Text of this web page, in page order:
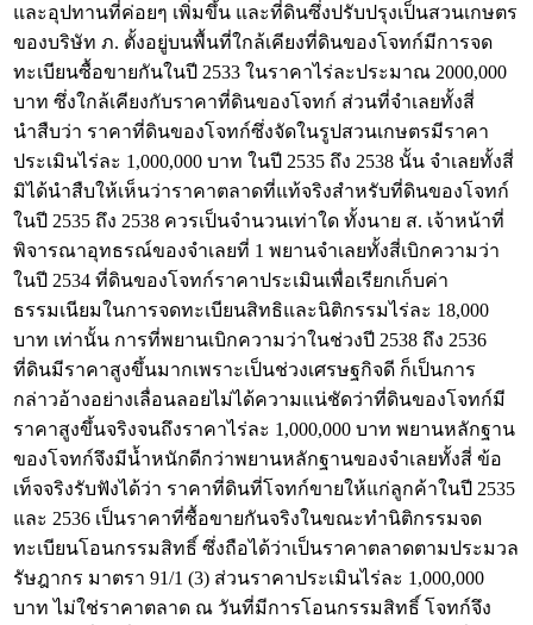
และอุปทานที่ค่อยๆ เพิ่มขึ้น และที่ดินซึ่งปรับปรุงเป็นสวนเกษตร
ของบริษัท ภ. ตั้งอยู่บนพื้นที่ใกล้เคียงที่ดินของโจทก์มีการจด
ทะเบียนซื้อขายกันในปี 2533 ในราคาไร่ละประมาณ 2000,000
บาท ซึ่งใกล้เคียงกับราคาที่ดินของโจทก์ ส่วนที่จำเลยทั้งสี่
นำสืบว่า ราคาที่ดินของโจทก์ซึ่งจัดในรูปสวนเกษตรมีราคา
ประเมินไร่ละ 1,000,000 บาท ในปี 2535 ถึง 2538 นั้น จำเลยทั้งสี่
มิได้นำสืบให้เห็นว่าราคาตลาดที่แท้จริงสำหรับที่ดินของโจทก์
ในปี 2535 ถึง 2538 ควรเป็นจำนวนเท่าใด ทั้งนาย ส. เจ้าหน้าที่
พิจารณาอุทธรณ์ของจำเลยที่ 1 พยานจำเลยทั้งสี่เบิกความว่า
ในปี 2534 ที่ดินของโจทก์ราคาประเมินเพื่อเรียกเก็บค่า
ธรรมเนียมในการจดทะเบียนสิทธิและนิติกรรมไร่ละ 18,000
บาท เท่านั้น การที่พยานเบิกความว่าในช่วงปี 2538 ถึง 2536
ที่ดินมีราคาสูงขึ้นมากเพราะเป็นช่วงเศรษฐกิจดี ก็เป็นการ
กล่าวอ้างอย่างเลื่อนลอยไม่ได้ความแน่ชัดว่าที่ดินของโจทก์มี
ราคาสูงขึ้นจริงจนถึงราคาไร่ละ 1,000,000 บาท พยานหลักฐาน
ของโจทก์จึงมีน้ำหนักดีกว่าพยานหลักฐานของจำเลยทั้งสี่ ข้อ
เท็จจริงรับฟังได้ว่า ราคาที่ดินที่โจทก์ขายให้แก่ลูกค้าในปี 2535
และ 2536 เป็นราคาที่ซื้อขายกันจริงในขณะทำนิติกรรมจด
ทะเบียนโอนกรรมสิทธิ์ ซึ่งถือได้ว่าเป็นราคาตลาดตามประมวล
รัษฎากร มาตรา 91/1 (3) ส่วนราคาประเมินไร่ละ 1,000,000
บาท ไม่ใช่ราคาตลาด ณ วันที่มีการโอนกรรมสิทธิ์ โจทก์จึง